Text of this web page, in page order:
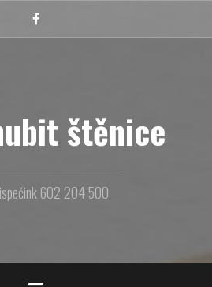
Facebook
štěnice
602 204 500